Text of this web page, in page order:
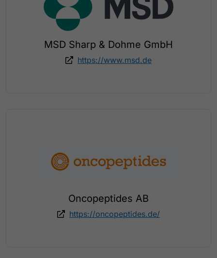
MSD Sharp & Dohme GmbH
https://www.msd.de
Oncopeptides AB
https://oncopeptides.de/